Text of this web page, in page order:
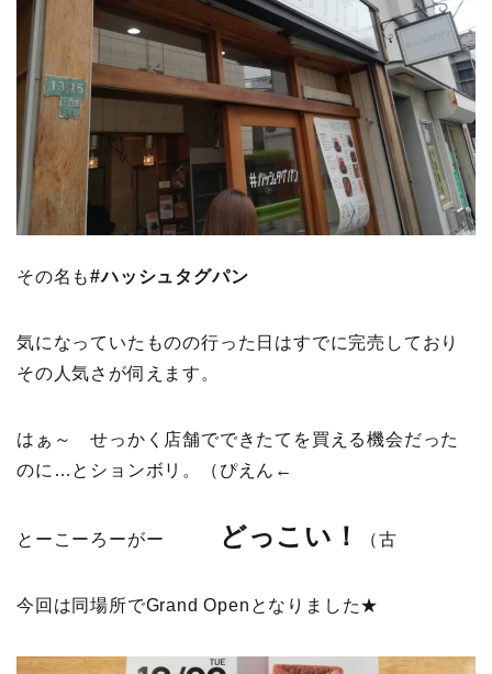
その名も#ハッシュタグパン
気になっていたものの行った日はすでに完売しており
その人気さが伺えます。
はぁ～ せっかく店舗でできたてを買える機会だった
のに…とションボリ。（ぴえん←
とーこーろーがー どっこい！ （古
今回は同場所でGrand Openとなりました★